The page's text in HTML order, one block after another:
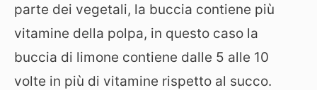
parte dei vegetali, la buccia contiene più
vitamine della polpa, in questo caso la
buccia di limone contiene dalle 5 alle 10
volte in più di vitamine rispetto al succo.